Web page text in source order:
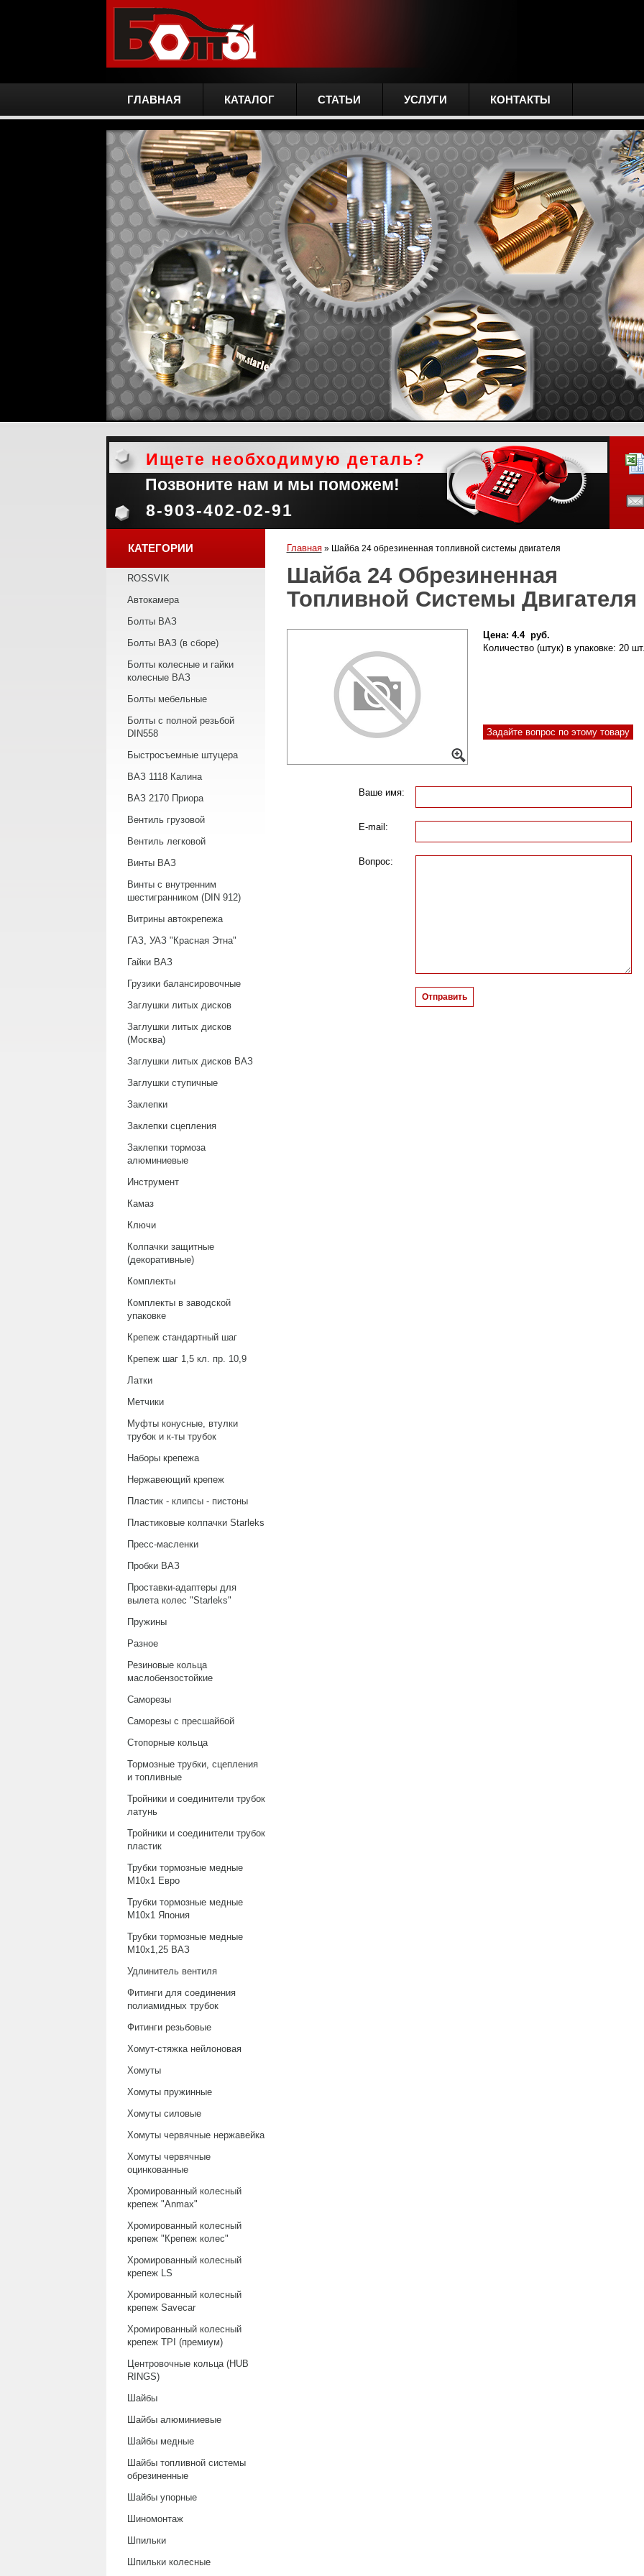
ГЛАВНАЯ КАТАЛОГ СТАТЬИ УСЛУГИ КОНТАКТЫ
Ищете необходимую деталь?
Позвоните нам и мы поможем!
8-903-402-02-91
КАТЕГОРИИ
ROSSVIK
Автокамера
Болты ВАЗ
Болты ВАЗ (в сборе)
Болты колесные и гайки
колесные ВАЗ
Болты мебельные
Болты с полной резьбой
DIN558
Быстросъемные штуцера
ВАЗ 1118 Калина
ВАЗ 2170 Приора
Вентиль грузовой
Вентиль легковой
Винты ВАЗ
Винты с внутренним
шестигранником (DIN 912)
Витрины автокрепежа
ГАЗ, УАЗ "Красная Этна"
Гайки ВАЗ
Грузики балансировочные
Заглушки литых дисков
Заглушки литых дисков
(Москва)
Заглушки литых дисков ВАЗ
Заглушки ступичные
Заклепки
Заклепки сцепления
Заклепки тормоза
алюминиевые
Инструмент
Камаз
Ключи
Колпачки защитные
(декоративные)
Комплекты
Комплекты в заводской
упаковке
Крепеж стандартный шаг
Крепеж шаг 1,5 кл. пр. 10,9
Латки
Метчики
Муфты конусные, втулки
трубок и к-ты трубок
Наборы крепежа
Нержавеющий крепеж
Пластик - клипсы - пистоны
Пластиковые колпачки Starleks
Пресс-масленки
Пробки ВАЗ
Проставки-адаптеры для
вылета колес "Starleks"
Пружины
Разное
Резиновые кольца
маслобензостойкие
Саморезы
Саморезы с пресшайбой
Стопорные кольца
Тормозные трубки, сцепления
и топливные
Тройники и соединители трубок
латунь
Тройники и соединители трубок
пластик
Трубки тормозные медные
М10х1 Евро
Трубки тормозные медные
М10х1 Япония
Трубки тормозные медные
М10х1,25 ВАЗ
Удлинитель вентиля
Фитинги для соединения
полиамидных трубок
Фитинги резьбовые
Хомут-стяжка нейлоновая
Хомуты
Хомуты пружинные
Хомуты силовые
Хомуты червячные нержавейка
Хомуты червячные
оцинкованные
Хромированный колесный
крепеж "Anmax"
Хромированный колесный
крепеж "Крепеж колес"
Хромированный колесный
крепеж LS
Хромированный колесный
крепеж Savecar
Хромированный колесный
крепеж TPI (премиум)
Центровочные кольца (HUB
RINGS)
Шайбы
Шайбы алюминиевые
Шайбы медные
Шайбы топливной системы
обрезиненные
Шайбы упорные
Шиномонтаж
Шпильки
Шпильки колесные
Главная» Шайба 24 обрезиненная топливной системы двигателя
Шайба 24 Обрезиненная
Топливной Системы Двигателя
Цена: 4.4 руб.
Количество (штук) в упаковке: 20
Задайте вопрос по этому товару
Ваше имя:
E-mail:
Вопрос: